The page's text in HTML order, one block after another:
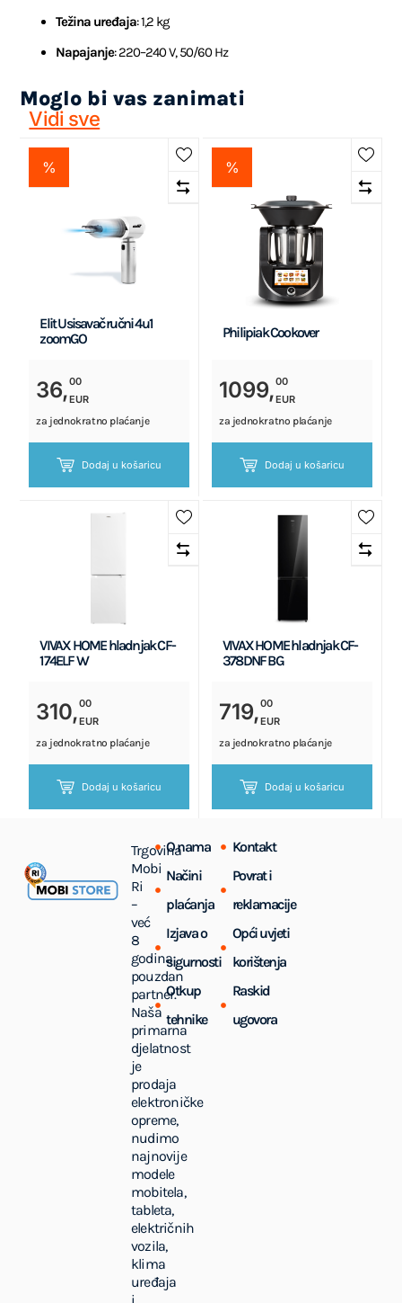
Težina uređaja: 1,2 kg
Napajanje: 220–240 V, 50/60 Hz
Moglo bi vas zanimati
Vidi sve
%
Elit Usisavač ručni 4u1
zoomGO
36,00
EUR
za jednokratno plaćanje
Dodaj u košaricu
%
Philipiak Cookover
1099,00
EUR
za jednokratno plaćanje
Dodaj u košaricu
VIVAX HOME hladnjak CF-
174ELF W
310,00
EUR
za jednokratno plaćanje
Dodaj u košaricu
VIVAX HOME hladnjak CF-
378DNF BG
719,00
EUR
za jednokratno plaćanje
Dodaj u košaricu
Trgovina
Mobi
Ri
–
već
8
godina
pouzdan
partner.
Naša
primarna
djelatnost
je
prodaja
elektroničke
opreme,
nudimo
najnovije
modele
mobitela,
tableta,
električnih
vozila,
klima
uređaja
O nama
Kontakt
Načini
plaćanja
Povrat i
reklamacije
Izjava o
sigurnosti
Opći uvjeti
korištenja
Otkup
tehnike
Raskid
ugovora